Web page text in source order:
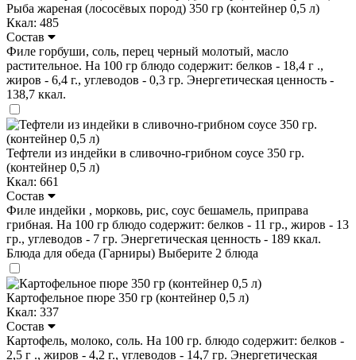
Рыба жареная (лососёвых пород) 350 гр (контейнер 0,5 л)
Ккал: 485
Состав
Филе горбуши, соль, перец черный молотый, масло
растительное. На 100 гр блюдо содержит: белков - 18,4 г .,
жиров - 6,4 г., углеводов - 0,3 гр. Энергетическая ценность -
138,7 ккал.
Тефтели из индейки в сливочно-грибном соусе 350 гр.
(контейнер 0,5 л)
Ккал: 661
Состав
Филе индейки , морковь, рис, соус бешамель, приправа
грибная. На 100 гр блюдо содержит: белков - 11 гр., жиров - 13
гр., углеводов - 7 гр. Энергетическая ценность - 189 ккал.
Блюда для обеда (Гарниры) Выберите 2 блюда
Картофельное пюре 350 гр (контейнер 0,5 л)
Ккал: 337
Состав
Картофель, молоко, соль. На 100 гр. блюдо содержит: белков -
2,5 г ., жиров - 4,2 г., углеводов - 14,7 гр. Энергетическая